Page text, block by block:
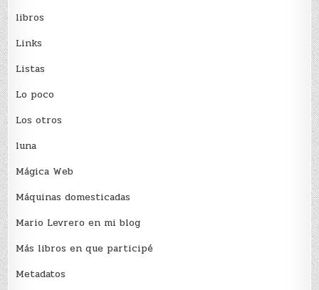
libros
Links
Listas
Lo poco
Los otros
luna
Mágica Web
Máquinas domesticadas
Mario Levrero en mi blog
Más libros en que participé
Metadatos